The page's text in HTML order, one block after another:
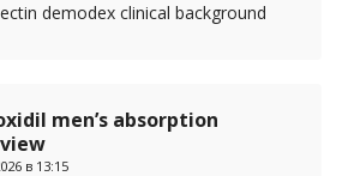
demodex clinical background
men’s absorption
в 13:15